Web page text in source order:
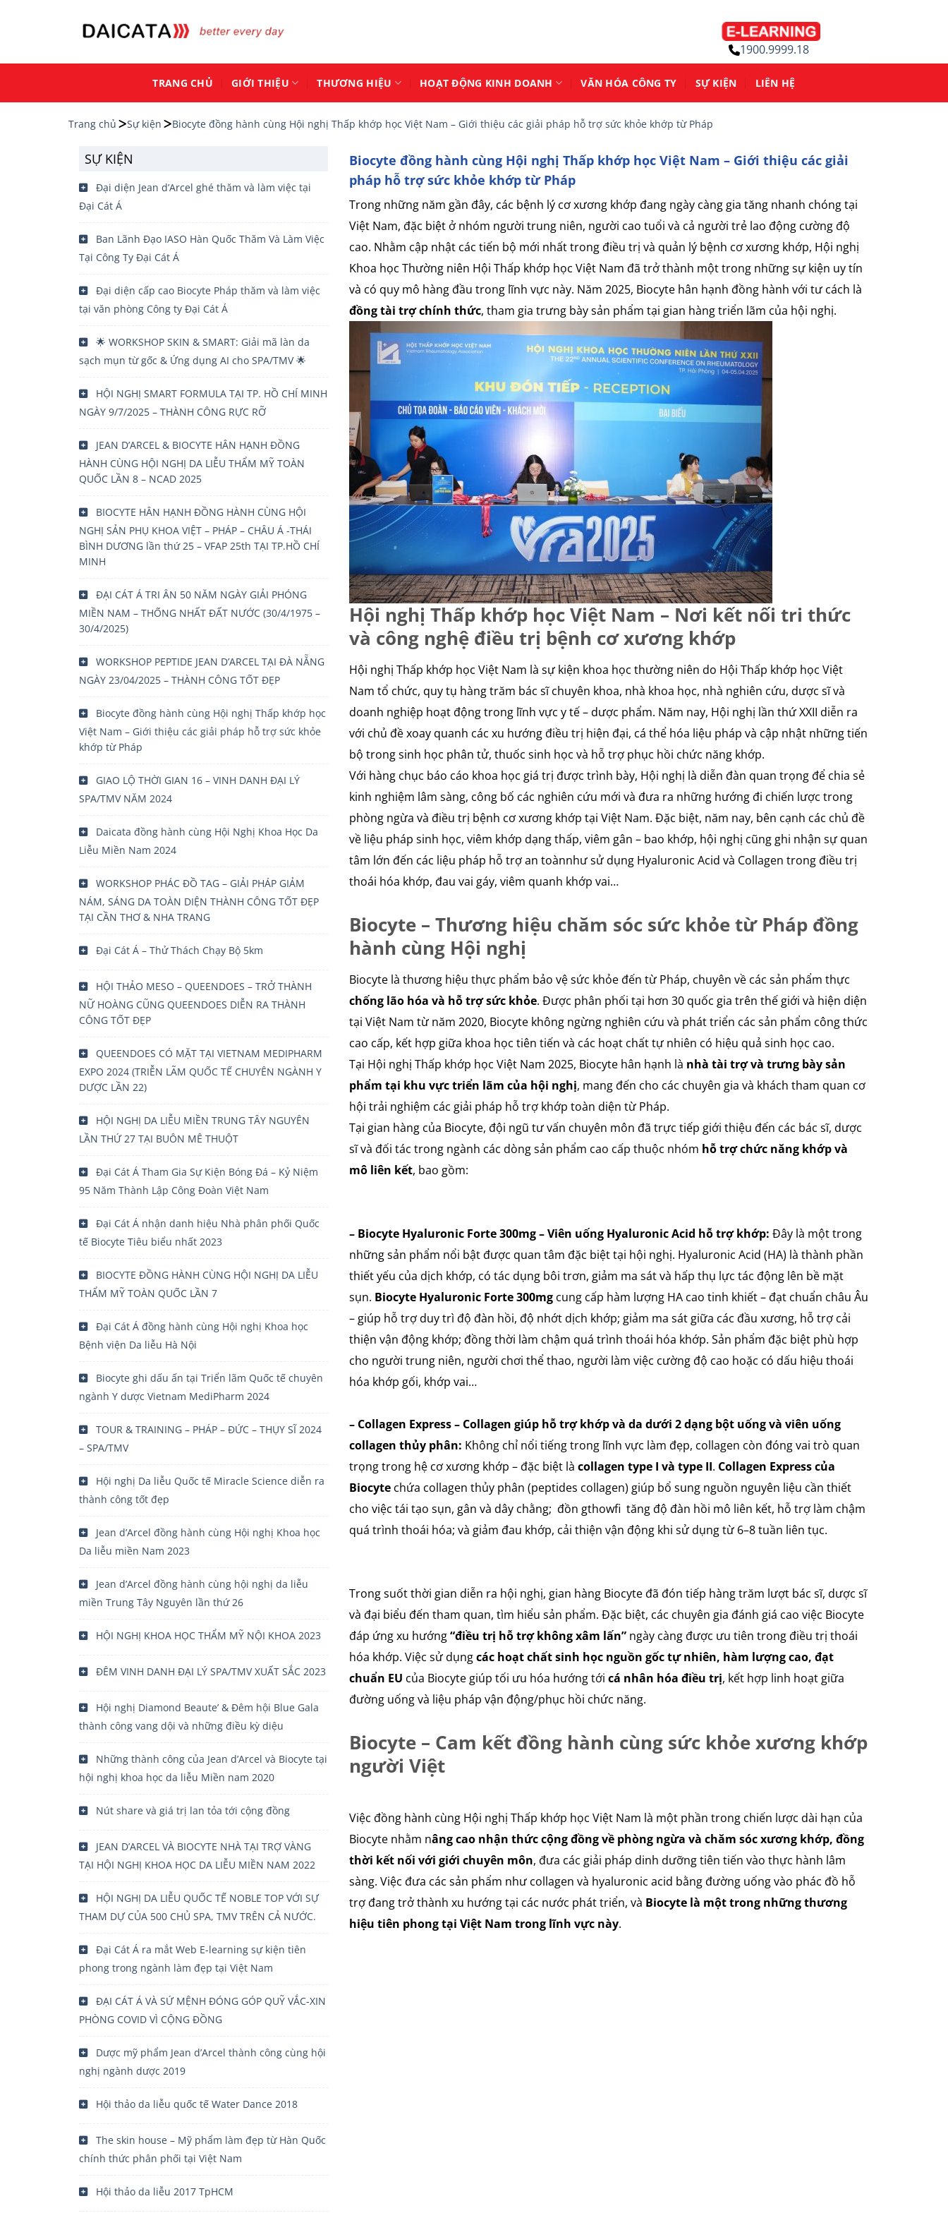
dung
1900.9999.18
TRANG CHỦ GIỚI THIỆU THƯƠNG HIỆU HOẠT ĐỘNG KINH DOANH VĂN HÓA CÔNG TY SỰ KIỆN LIÊN HỆ
Trang chủ Sự kiện Biocyte đồng hành cùng Hội nghị Thấp khớp học Việt Nam – Giới thiệu các giải pháp hỗ trợ sức khỏe khớp từ Pháp
SỰ KIỆN
Đại diện Jean d’Arcel ghé thăm và làm việc tại
Đại Cát Á
Ban Lãnh Đạo IASO Hàn Quốc Thăm Và Làm Việc
Tại Công Ty Đại Cát Á
Đại diện cấp cao Biocyte Pháp thăm và làm việc
tại văn phòng Công ty Đại Cát Á
🌟 WORKSHOP SKIN & SMART: Giải mã làn da
sạch mụn từ gốc & Ứng dụng AI cho SPA/TMV 🌟
HỘI NGHỊ SMART FORMULA TẠI TP. HỒ CHÍ MINH
NGÀY 9/7/2025 – THÀNH CÔNG RỰC RỠ
JEAN D’ARCEL & BIOCYTE HÂN HẠNH ĐỒNG
HÀNH CÙNG HỘI NGHỊ DA LIỄU THẨM MỸ TOÀN
QUỐC LẦN 8 – NCAD 2025
BIOCYTE HÂN HẠNH ĐỒNG HÀNH CÙNG HỘI
NGHỊ SẢN PHỤ KHOA VIỆT – PHÁP – CHÂU Á -THÁI
BÌNH DƯƠNG lần thứ 25 – VFAP 25th TẠI TP.HỒ CHÍ
MINH
ĐẠI CÁT Á TRI ÂN 50 NĂM NGÀY GIẢI PHÓNG
MIỀN NAM – THỐNG NHẤT ĐẤT NƯỚC (30/4/1975 –
30/4/2025)
WORKSHOP PEPTIDE JEAN D’ARCEL TẠI ĐÀ NẴNG
NGÀY 23/04/2025 – THÀNH CÔNG TỐT ĐẸP
Biocyte đồng hành cùng Hội nghị Thấp khớp học
Việt Nam – Giới thiệu các giải pháp hỗ trợ sức khỏe
khớp từ Pháp
GIAO LỘ THỜI GIAN 16 – VINH DANH ĐẠI LÝ
SPA/TMV NĂM 2024
Daicata đồng hành cùng Hội Nghị Khoa Học Da
Liễu Miền Nam 2024
WORKSHOP PHÁC ĐỒ TAG – GIẢI PHÁP GIẢM
NÁM, SÁNG DA TOÀN DIỆN THÀNH CÔNG TỐT ĐẸP
TẠI CẦN THƠ & NHA TRANG
Đại Cát Á – Thử Thách Chạy Bộ 5km
HỘI THẢO MESO – QUEENDOES – TRỞ THÀNH
NỮ HOÀNG CŨNG QUEENDOES DIỄN RA THÀNH
CÔNG TỐT ĐẸP
QUEENDOES CÓ MẶT TẠI VIETNAM MEDIPHARM
EXPO 2024 (TRIỄN LÃM QUỐC TẾ CHUYÊN NGÀNH Y
DƯỢC LẦN 22)
HỘI NGHỊ DA LIỄU MIỀN TRUNG TÂY NGUYÊN
LẦN THỨ 27 TẠI BUÔN MÊ THUỘT
Đại Cát Á Tham Gia Sự Kiện Bóng Đá – Kỷ Niệm
95 Năm Thành Lập Công Đoàn Việt Nam
Đại Cát Á nhận danh hiệu Nhà phân phối Quốc
tế Biocyte Tiêu biểu nhất 2023
BIOCYTE ĐỒNG HÀNH CÙNG HỘI NGHỊ DA LIỄU
THẨM MỸ TOÀN QUỐC LẦN 7
Đại Cát Á đồng hành cùng Hội nghị Khoa học
Bệnh viện Da liễu Hà Nội
Biocyte ghi dấu ấn tại Triển lãm Quốc tế chuyên
ngành Y dược Vietnam MediPharm 2024
TOUR & TRAINING – PHÁP – ĐỨC – THỤY SĨ 2024
– SPA/TMV
Hội nghị Da liễu Quốc tế Miracle Science diễn ra
thành công tốt đẹp
Jean d’Arcel đồng hành cùng Hội nghị Khoa học
Da liễu miền Nam 2023
Jean d’Arcel đồng hành cùng hội nghị da liễu
miền Trung Tây Nguyên lần thứ 26
HỘI NGHỊ KHOA HỌC THẨM MỸ NỘI KHOA 2023
ĐÊM VINH DANH ĐẠI LÝ SPA/TMV XUẤT SẮC 2023
Hội nghị Diamond Beaute’ & Đêm hội Blue Gala
thành công vang dội và những điều kỳ diệu
Những thành công của Jean d’Arcel và Biocyte tại
hội nghị khoa học da liễu Miền nam 2020
Nút share và giá trị lan tỏa tới cộng đồng
JEAN D’ARCEL VÀ BIOCYTE NHÀ TẠI TRỢ VÀNG
TẠI HỘI NGHỊ KHOA HỌC DA LIỄU MIỀN NAM 2022
HỘI NGHỊ DA LIỄU QUỐC TẾ NOBLE TOP VỚI SỰ
THAM DỰ CỦA 500 CHỦ SPA, TMV TRÊN CẢ NƯỚC.
Đại Cát Á ra mắt Web E-learning sự kiện tiên
phong trong ngành làm đẹp tại Việt Nam
ĐẠI CÁT Á VÀ SỨ MỆNH ĐÓNG GÓP QUỸ VẮC-XIN
PHÒNG COVID VÌ CỘNG ĐỒNG
Dược mỹ phẩm Jean d’Arcel thành công cùng hội
nghị ngành dược 2019
Hội thảo da liễu quốc tế Water Dance 2018
The skin house – Mỹ phẩm làm đẹp từ Hàn Quốc
chính thức phân phối tại Việt Nam
Hội thảo da liễu 2017 TpHCM
Biocyte đồng hành cùng Hội nghị Thấp khớp học Việt Nam – Giới thiệu các giải
pháp hỗ trợ sức khỏe khớp từ Pháp
Trong những năm gần đây, các bệnh lý cơ xương khớp đang ngày càng gia tăng nhanh chóng tại
Việt Nam, đặc biệt ở nhóm người trung niên, người cao tuổi và cả người trẻ lao động cường độ
cao. Nhằm cập nhật các tiến bộ mới nhất trong điều trị và quản lý bệnh cơ xương khớp, Hội nghị
Khoa học Thường niên Hội Thấp khớp học Việt Nam đã trở thành một trong những sự kiện uy tín
và có quy mô hàng đầu trong lĩnh vực này. Năm 2025, Biocyte hân hạnh đồng hành với tư cách là
đồng tài trợ chính thức, tham gia trưng bày sản phẩm tại gian hàng triển lãm của hội nghị.
Hội nghị Thấp khớp học Việt Nam – Nơi kết nối tri thức
và công nghệ điều trị bệnh cơ xương khớp
Hội nghị Thấp khớp học Việt Nam là sự kiện khoa học thường niên do Hội Thấp khớp học Việt
Nam tổ chức, quy tụ hàng trăm bác sĩ chuyên khoa, nhà khoa học, nhà nghiên cứu, dược sĩ và
doanh nghiệp hoạt động trong lĩnh vực y tế – dược phẩm. Năm nay, Hội nghị lần thứ XXII diễn ra
với chủ đề xoay quanh các xu hướng điều trị hiện đại, cá thể hóa liệu pháp và cập nhật những tiến
bộ trong sinh học phân tử, thuốc sinh học và hỗ trợ phục hồi chức năng khớp.
Với hàng chục báo cáo khoa học giá trị được trình bày, Hội nghị là diễn đàn quan trọng để chia sẻ
kinh nghiệm lâm sàng, công bố các nghiên cứu mới và đưa ra những hướng đi chiến lược trong
phòng ngừa và điều trị bệnh cơ xương khớp tại Việt Nam. Đặc biệt, năm nay, bên cạnh các chủ đề
về liệu pháp sinh học, viêm khớp dạng thấp, viêm gân – bao khớp, hội nghị cũng ghi nhận sự quan
tâm lớn đến các liệu pháp hỗ trợ an toànnhư sử dụng Hyaluronic Acid và Collagen trong điều trị
thoái hóa khớp, đau vai gáy, viêm quanh khớp vai…
Biocyte – Thương hiệu chăm sóc sức khỏe từ Pháp đồng
hành cùng Hội nghị
Biocyte là thương hiệu thực phẩm bảo vệ sức khỏe đến từ Pháp, chuyên về các sản phẩm thực
chống lão hóa và hỗ trợ sức khỏe. Được phân phối tại hơn 30 quốc gia trên thế giới và hiện diện
tại Việt Nam từ năm 2020, Biocyte không ngừng nghiên cứu và phát triển các sản phẩm công thức
cao cấp, kết hợp giữa khoa học tiên tiến và các hoạt chất tự nhiên có hiệu quả sinh học cao.
Tại Hội nghị Thấp khớp học Việt Nam 2025, Biocyte hân hạnh là nhà tài trợ và trưng bày sản
phẩm tại khu vực triển lãm của hội nghị, mang đến cho các chuyên gia và khách tham quan cơ
hội trải nghiệm các giải pháp hỗ trợ khớp toàn diện từ Pháp.
Tại gian hàng của Biocyte, đội ngũ tư vấn chuyên môn đã trực tiếp giới thiệu đến các bác sĩ, dược
sĩ và đối tác trong ngành các dòng sản phẩm cao cấp thuộc nhóm hỗ trợ chức năng khớp và
mô liên kết, bao gồm:
– Biocyte Hyaluronic Forte 300mg – Viên uống Hyaluronic Acid hỗ trợ khớp:Đây là một trong
những sản phẩm nổi bật được quan tâm đặc biệt tại hội nghị. Hyaluronic Acid (HA) là thành phần
thiết yếu của dịch khớp, có tác dụng bôi trơn, giảm ma sát và hấp thụ lực tác động lên bề mặt
sụn. Biocyte Hyaluronic Forte 300mg cung cấp hàm lượng HA cao tinh khiết – đạt chuẩn châu Âu
– giúp hỗ trợ duy trì độ đàn hồi, độ nhớt dịch khớp; giảm ma sát giữa các đầu xương, hỗ trợ cải
thiện vận động khớp; đồng thời làm chậm quá trình thoái hóa khớp. Sản phẩm đặc biệt phù hợp
cho người trung niên, người chơi thể thao, người làm việc cường độ cao hoặc có dấu hiệu thoái
hóa khớp gối, khớp vai…
– Collagen Express – Collagen giúp hỗ trợ khớp và da dưới 2 dạng bột uống và viên uống
collagen thủy phân: Không chỉ nổi tiếng trong lĩnh vực làm đẹp, collagen còn đóng vai trò quan
trọng trong hệ cơ xương khớp – đặc biệt làcollagen type I và type II. Collagen Express của
Biocyte chứa collagen thủy phân (peptides collagen) giúp bổ sung nguồn nguyên liệu cần thiết
cho việc tái tạo sụn, gân và dây chằng; đồn gthowfi tăng độ đàn hồi mô liên kết, hỗ trợ làm chậm
quá trình thoái hóa; và giảm đau khớp, cải thiện vận động khi sử dụng từ 6–8 tuần liên tục.
Trong suốt thời gian diễn ra hội nghị, gian hàng Biocyte đã đón tiếp hàng trăm lượt bác sĩ, dược sĩ
và đại biểu đến tham quan, tìm hiểu sản phẩm. Đặc biệt, các chuyên gia đánh giá cao việc Biocyte
đáp ứng xu hướng“điều trị hỗ trợ không xâm lấn” ngày càng được ưu tiên trong điều trị thoái
hóa khớp. Việc sử dụngcác hoạt chất sinh học nguồn gốc tự nhiên, hàm lượng cao, đạt
chuẩn EU của Biocyte giúp tối ưu hóa hướng tớicá nhân hóa điều trị, kết hợp linh hoạt giữa
đường uống và liệu pháp vận động/phục hồi chức năng.
Biocyte – Cam kết đồng hành cùng sức khỏe xương khớp
người Việt
Việc đồng hành cùng Hội nghị Thấp khớp học Việt Nam là một phần trong chiến lược dài hạn của
Biocyte nhằm nâng cao nhận thức cộng đồng về phòng ngừa và chăm sóc xương khớp, đồng
thời kết nối với giới chuyên môn, đưa các giải pháp dinh dưỡng tiên tiến vào thực hành lâm
sàng. Việc đưa các sản phẩm như collagen và hyaluronic acid bằng đường uống vào phác đồ hỗ
trợ đang trở thành xu hướng tại các nước phát triển, và Biocyte là một trong những thương
hiệu tiên phong tại Việt Nam trong lĩnh vực này.